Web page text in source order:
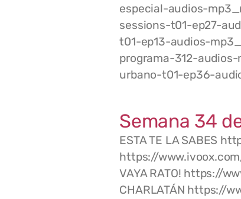
especial-audios-
sessions-t01-ep27-
t01-ep13-audios-
programa-312-
urbano-t01-ep36-
Semana 34
ESTA TE LA SABES
https://
VAYA RATO! https://
CHARLATÁN https://